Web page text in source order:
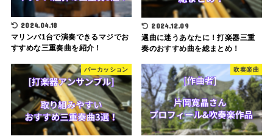
2024.04.18
マリンバ1台で演奏できるマジでお
すすめな三重奏曲を紹介！
2024.12.09
選曲に迷うあなたに！打楽器三重
奏のおすすめ曲を総まとめ！
パーカッション 吹奏楽曲